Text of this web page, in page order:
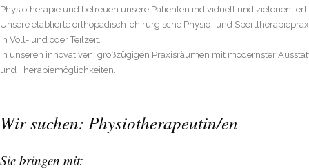
Physiotherapie und betreuen unsere Patienten individuell und zielorientiert.
Unsere etablierte orthopädisch-chirurgische Physio- und
in Voll- und oder Teilzeit.
In unseren innovativen, großzügigen Praxisräumen mit modernster
und Therapiemöglichkeiten.
Wir suchen: Physiotherapeutin/en
Sie bringen mit: